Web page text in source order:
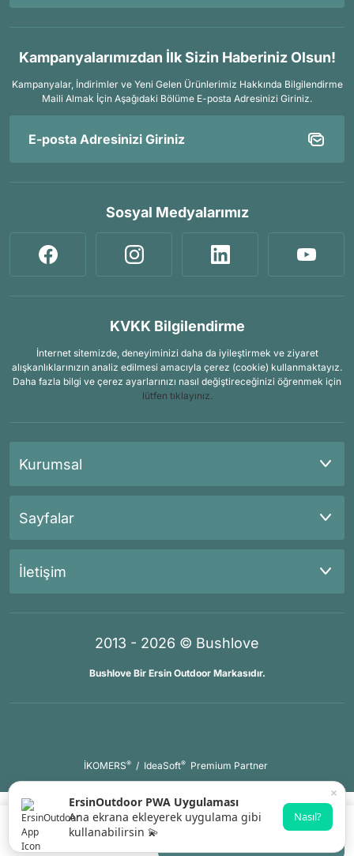
Kampanyalarımızdan İlk Sizin Haberiniz Olsun!
Kampanyalar, İndirimler ve Yeni Gelen Ürünlerimiz Hakkında Bilgilendirme
Maili Almak İçin Aşağıdaki Bölüme E-posta Adresinizi Giriniz.
Sosyal Medyalarımız
KVKK Bilgilendirme
İnternet sitemizde, deneyiminizi daha da iyileştirmek ve ziyaret
alışkanlıklarınızın analiz edilmesi amacıyla çerez (cookie) kullanmaktayız.
Daha fazla bilgi ve çerez ayarlarınızı nasıl değiştireceğinizi öğrenmek için
lütfen tıklayınız.
Kurumsal
Sayfalar
İletişim
2013 - 2026 © Bushlove
Bushlove Bir Ersin Outdoor Markasıdır.
İKOMERS® / IdeaSoft® Premium Partner
×
ErsinOutdoor PWA Uygulaması
Ana ekrana ekleyerek uygulama gibi
kullanabilirsin 💫
Nasıl?